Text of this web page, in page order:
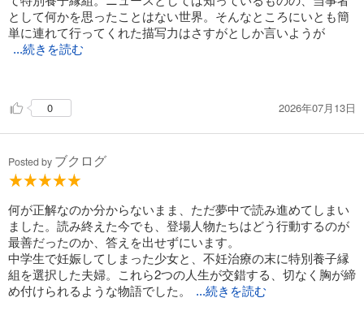
として何かを思ったことはない世界。そんなところにいとも簡
単に連れて行ってくれた描写力はさすがとしか言いようが
...続きを読む
ひかりがボタンを掛け違えた原因はなんだったのか。
いのか…
佐都子は冷静で懐も深くかしこい。彼女のおかげで読後感がと
0 2026年07月13日
Posted by ブクログ
​何が正解なのか分からないまま、ただ夢中で読み進めてしまい
ました。読み終えた今でも、登場人物たちはどう行動するのが
最善だったのか、答えを出せずにいます。
​中学生で妊娠してしまった少女と、不妊治療の末に特別養子縁
組を選択した夫婦。これら2つの人生が交錯する、切なく胸が締
め付けられるような物語でした。
...続きを読む